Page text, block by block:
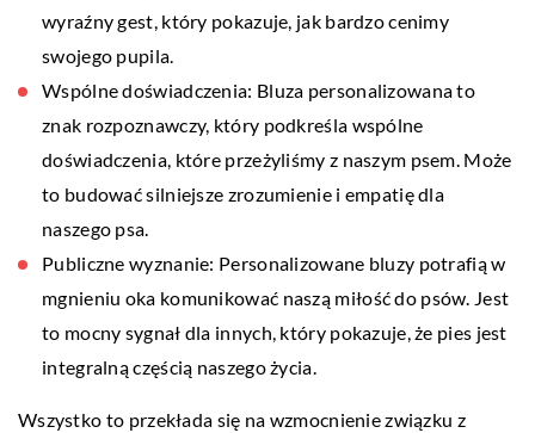
wyraźny gest, który pokazuje, jak bardzo cenimy
swojego pupila.
Wspólne doświadczenia: Bluza personalizowana to
znak rozpoznawczy, który podkreśla wspólne
doświadczenia, które przeżyliśmy z naszym psem. Może
to budować silniejsze zrozumienie i empatię dla
naszego psa.
Publiczne wyznanie: Personalizowane bluzy potrafią w
mgnieniu oka komunikować naszą miłość do psów. Jest
to mocny sygnał dla innych, który pokazuje, że pies jest
integralną częścią naszego życia.
Wszystko to przekłada się na wzmocnienie związku z